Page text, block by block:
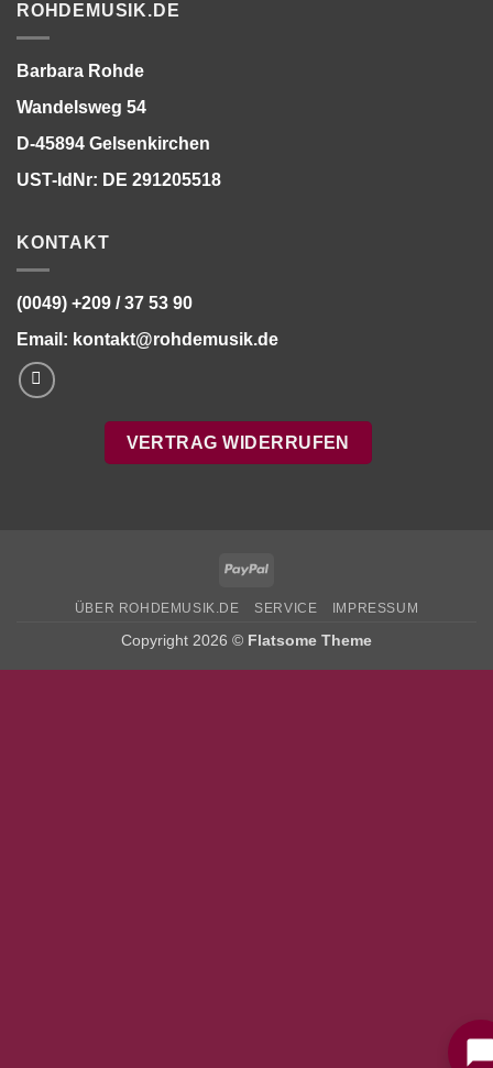
ROHDEMUSIK.DE
Barbara Rohde
Wandelsweg 54
D-45894 Gelsenkirchen
UST-IdNr: DE 291205518
KONTAKT
(0049) +209 / 37 53 90
Email: kontakt@rohdemusik.de
VERTRAG WIDERRUFEN
PayPal
ÜBER ROHDEMUSIK.DE SERVICE IMPRESSUM
Copyright 2026 © Flatsome Theme